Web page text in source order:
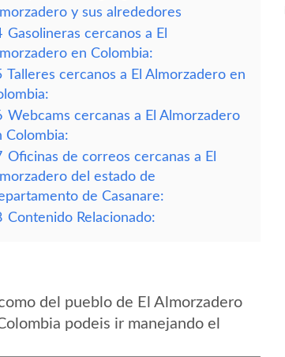
y sus alrededores
Gasolineras cercanos a El
en Colombia:
Talleres cercanos a El Almorzadero en
Webcams cercanas a El Almorzadero
Colombia:
Oficinas de correos cercanas a El
del estado de
de Casanare:
Contenido Relacionado:
del pueblo de El Almorzadero
podeis ir manejando el